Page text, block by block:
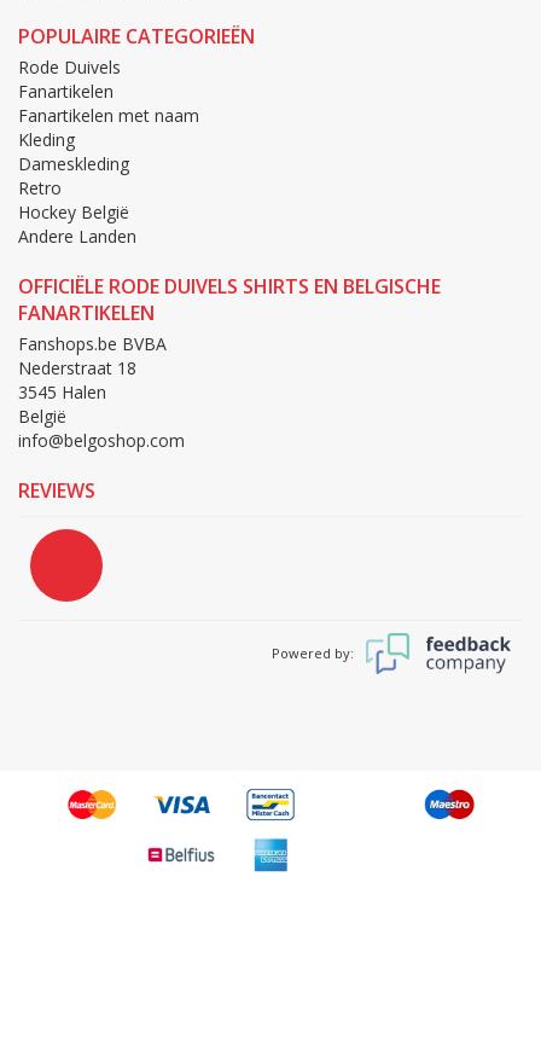
POPULAIRE CATEGORIEËN
Rode Duivels
Fanartikelen
Fanartikelen met naam
Kleding
Dameskleding
Retro
Hockey België
Andere Landen
OFFICIËLE RODE DUIVELS SHIRTS EN BELGISCHE
FANARTIKELEN
Fanshops.be BVBA
Nederstraat 18
3545 Halen
België
info@belgoshop.com
REVIEWS
Powered by: